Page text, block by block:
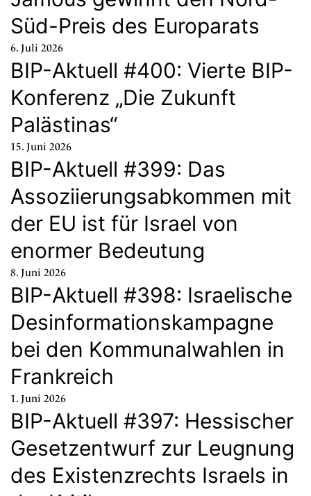
Süd-Preis des Europarats
6. Juli 2026
BIP-Aktuell #400: Vierte BIP-
Konferenz „Die Zukunft
Palästinas“
15. Juni 2026
BIP-Aktuell #399: Das
Assoziierungsabkommen mit
der EU ist für Israel von
enormer Bedeutung
8. Juni 2026
BIP-Aktuell #398: Israelische
Desinformationskampagne
bei den Kommunalwahlen in
Frankreich
1. Juni 2026
BIP-Aktuell #397: Hessischer
Gesetzentwurf zur Leugnung
des Existenzrechts Israels in